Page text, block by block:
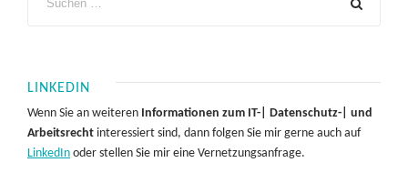
LINKEDIN
Wenn Sie an weiteren Informationen zum IT-| Datenschutz-| und
Arbeitsrecht interessiert sind, dann folgen Sie mir gerne auch auf
LinkedIn oder stellen Sie mir eine Vernetzungsanfrage.